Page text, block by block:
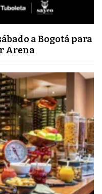
a Bogotá para
Arena